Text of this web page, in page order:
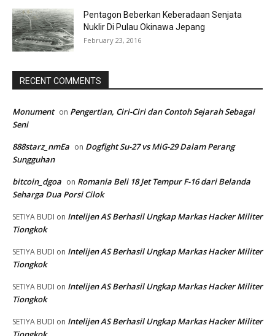
Pentagon Beberkan Keberadaan Senjata
Nuklir Di Pulau Okinawa Jepang
February 23, 2016
RECENT COMMENTS
Monument on Pengertian, Ciri-Ciri dan Contoh Sejarah Sebagai
Seni
888starz_nmEa on Dogfight Su-27 vs MiG-29 Dalam Perang
Sungguhan
bitcoin_dgoa on Romania Beli 18 Jet Tempur F-16 dari Belanda
Seharga Dua Porsi Cilok
SETIYA BUDI on Intelijen AS Berhasil Ungkap Markas Hacker Militer
Tiongkok
SETIYA BUDI on Intelijen AS Berhasil Ungkap Markas Hacker Militer
Tiongkok
SETIYA BUDI on Intelijen AS Berhasil Ungkap Markas Hacker Militer
Tiongkok
SETIYA BUDI on Intelijen AS Berhasil Ungkap Markas Hacker Militer